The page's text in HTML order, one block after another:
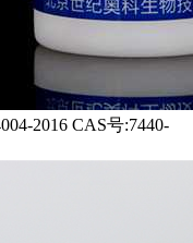
2016 CAS号:7440-